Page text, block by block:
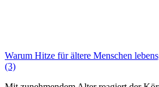
Warum Hitze für ältere Menschen
(3)